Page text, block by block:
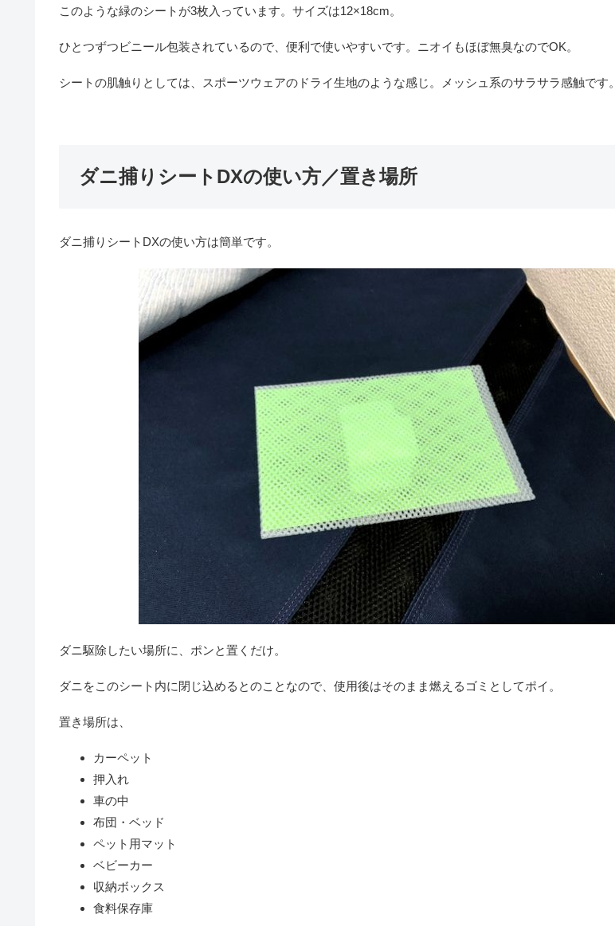
このような緑のシートが3枚入っています。サイズは12×18cm。
ひとつずつビニール包装されているので、便利で使いやすいです。ニオイもほぼ無臭なのでOK。
シートの肌触りとしては、スポーツウェアのドライ生地のような感じ。メッシュ系のサラサラ感触です。
ダニ捕りシートDXの使い方／置き場所
ダニ捕りシートDXの使い方は簡単です。
ダニ駆除したい場所に、ポンと置くだけ。
ダニをこのシート内に閉じ込めるとのことなので、使用後はそのまま燃えるゴミとしてポイ。
置き場所は、
カーペット
押入れ
車の中
布団・ベッド
ペット用マット
ベビーカー
収納ボックス
食料保存庫